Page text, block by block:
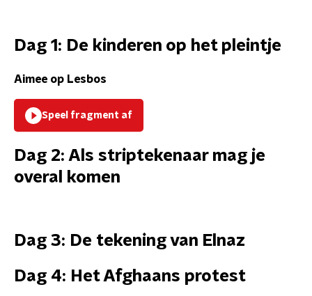
Dag 1: De kinderen op het pleintje
Aimee op Lesbos
Speel fragment af
Dag 2: Als striptekenaar mag je
overal komen
Dag 3: De tekening van Elnaz
Dag 4: Het Afghaans protest